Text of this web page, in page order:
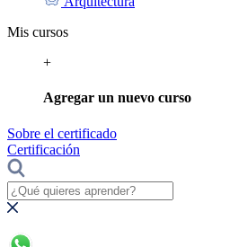
Mis cursos
+
Agregar un nuevo curso
Sobre el certificado
Certificación